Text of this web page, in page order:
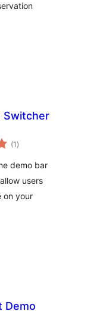
Switcher
(1 valoracións
totais
)
demo bar
users
on your
Demo